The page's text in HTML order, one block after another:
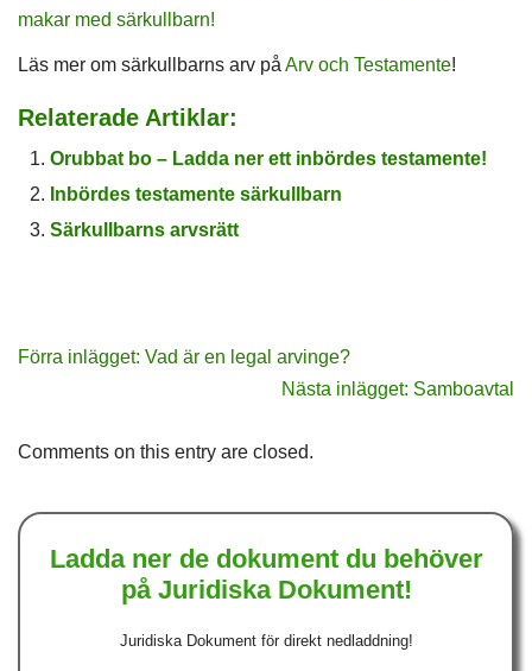
makar med särkullbarn!
Läs mer om särkullbarns arv på Arv och Testamente!
Relaterade Artiklar:
Orubbat bo – Ladda ner ett inbördes testamente!
Inbördes testamente särkullbarn
Särkullbarns arvsrätt
Förra inlägget: Vad är en legal arvinge?
Nästa inlägget: Samboavtal
Comments on this entry are closed.
Ladda ner de dokument du behöver
på Juridiska Dokument!
Juridiska Dokument för direkt nedladdning!